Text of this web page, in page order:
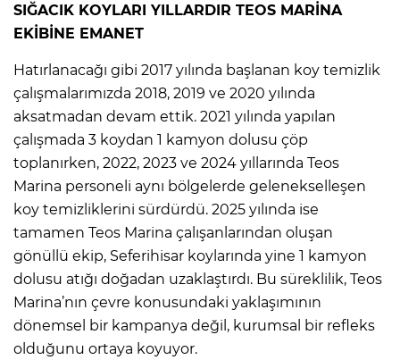
SIĞACIK KOYLARI YILLARDIR TEOS MARİNA
EKİBİNE EMANET
Hatırlanacağı gibi 2017 yılında başlanan koy temizlik
çalışmalarımızda 2018, 2019 ve 2020 yılında
aksatmadan devam ettik. 2021 yılında yapılan
çalışmada 3 koydan 1 kamyon dolusu çöp
toplanırken, 2022, 2023 ve 2024 yıllarında Teos
Marina personeli aynı bölgelerde gelenekselleşen
koy temizliklerini sürdürdü. 2025 yılında ise
tamamen Teos Marina çalışanlarından oluşan
gönüllü ekip, Seferihisar koylarında yine 1 kamyon
dolusu atığı doğadan uzaklaştırdı. Bu süreklilik, Teos
Marina’nın çevre konusundaki yaklaşımının
dönemsel bir kampanya değil, kurumsal bir refleks
olduğunu ortaya koyuyor.